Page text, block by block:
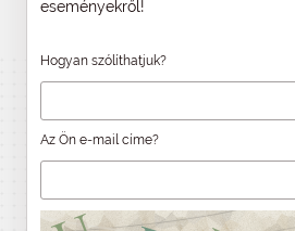
eseményekről!
Hogyan szólíthatjuk?
Az Ön e-mail címe?